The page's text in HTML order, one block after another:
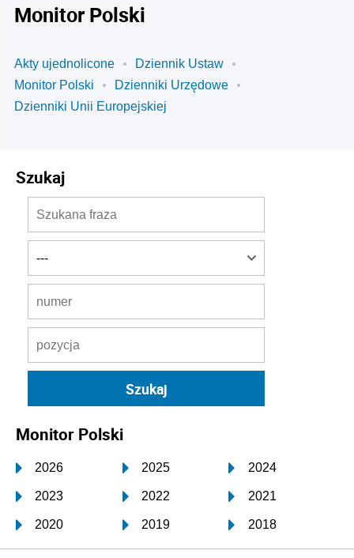
Monitor Polski
Akty ujednolicone
Dziennik Ustaw
Monitor Polski
Dzienniki Urzędowe
Dzienniki Unii Europejskiej
Szukaj
Monitor Polski
2026 2025 2024
2023 2022 2021
2020 2019 2018
2017 2016 2015